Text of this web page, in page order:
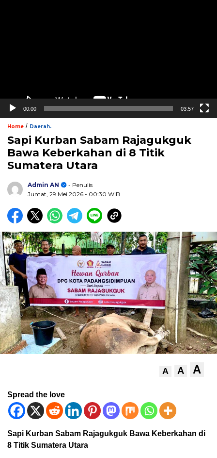
00:00 03:57
Home / Daerah.
Sapi Kurban Sabam Rajagukguk
Bawa Keberkahan di 8 Titik
Sumatera Utara
Admin AN
- Penulis
Jumat, 29 Mei 2026 - 00:30 WIB
A A A
Spread the love
Sapi Kurban Sabam Rajagukguk Bawa Keberkahan di
8 Titik Sumatera Utara